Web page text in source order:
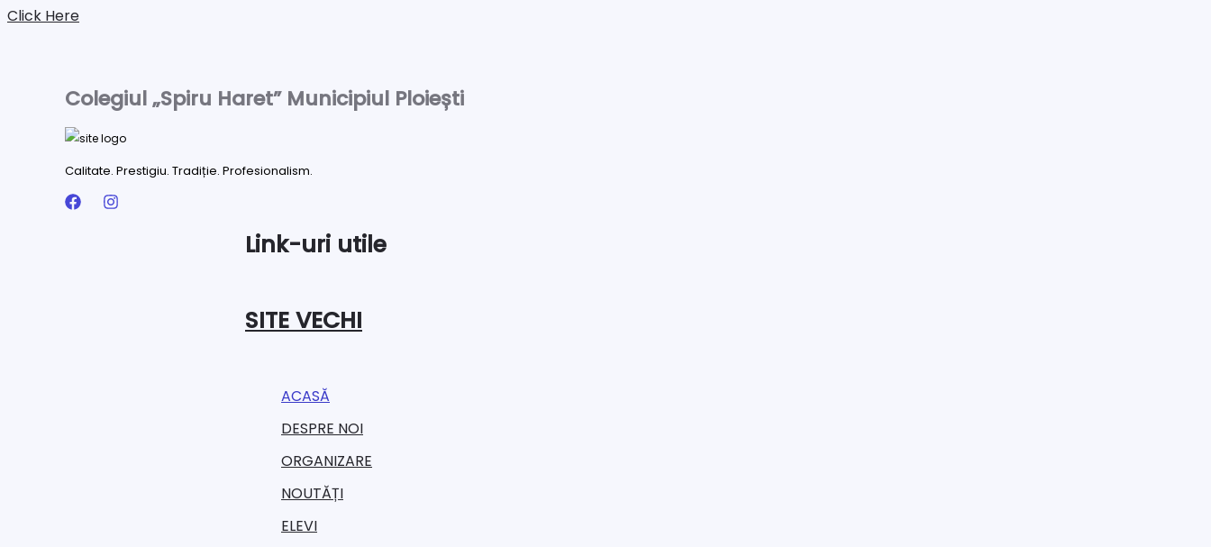
Click Here
Colegiul „Spiru Haret” Municipiul Ploiești
Calitate. Prestigiu. Tradiție. Profesionalism.
Link-uri utile
SITE VECHI
ACASĂ
DESPRE NOI
ORGANIZARE​
NOUTĂȚI
ELEVI